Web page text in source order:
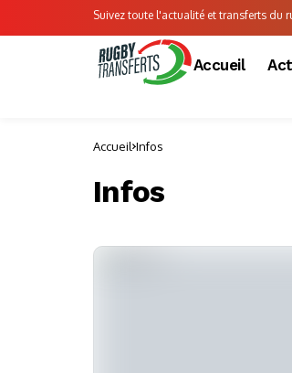
Suivez toute l'actualité et transferts du
Accueil
Accueil Infos
Infos